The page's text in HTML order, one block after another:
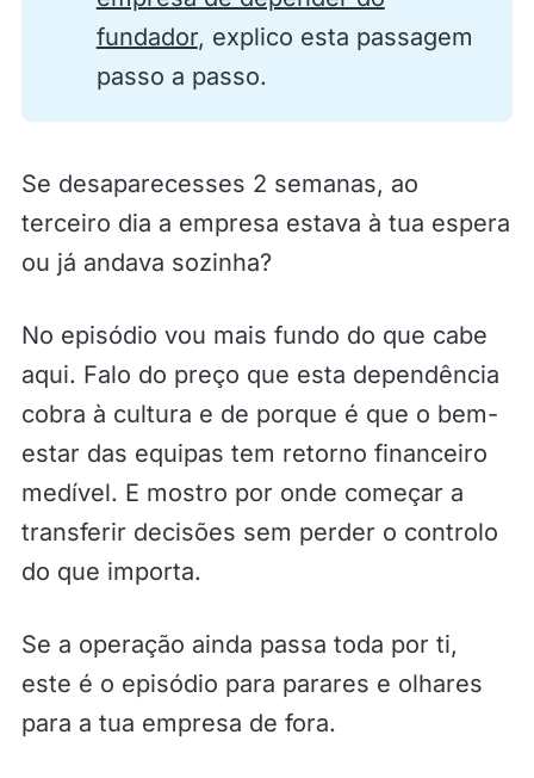
fundador, explico esta passagem
passo a passo.
Se desaparecesses 2 semanas, ao
terceiro dia a empresa estava à tua espera
ou já andava sozinha?
No episódio vou mais fundo do que cabe
aqui. Falo do preço que esta dependência
cobra à cultura e de porque é que o bem-
estar das equipas tem retorno financeiro
medível. E mostro por onde começar a
transferir decisões sem perder o controlo
do que importa.
Se a operação ainda passa toda por ti,
este é o episódio para parares e olhares
para a tua empresa de fora.